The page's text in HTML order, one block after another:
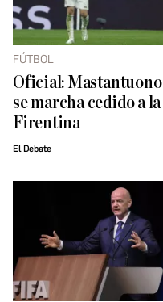
FÚTBOL
Oficial: Mastantuono
se marcha cedido a la
Firentina
El Debate